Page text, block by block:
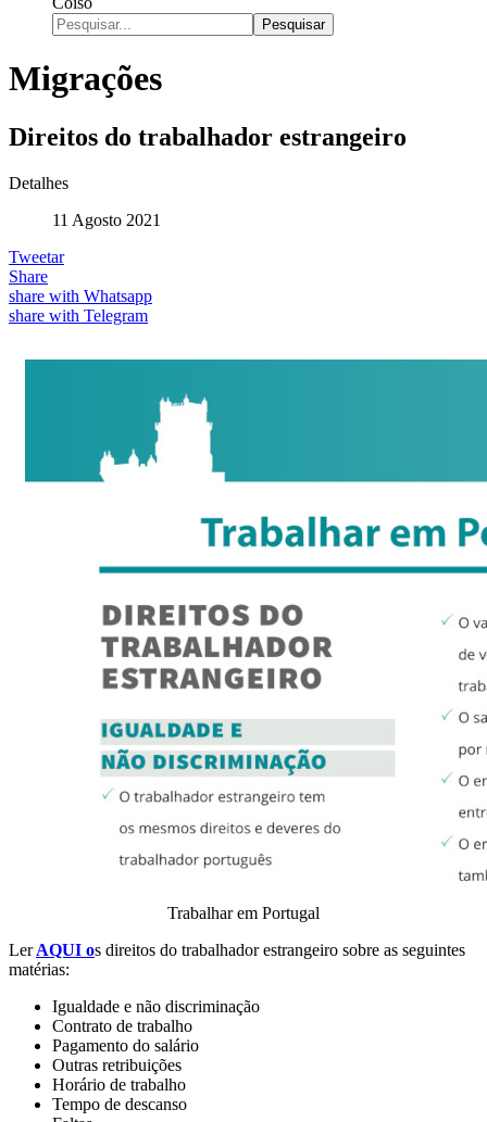
Pesquisar
Migrações
Direitos do trabalhador estrangeiro
Detalhes
11 Agosto 2021
Tweetar
Share
share with Whatsapp
share with Telegram
Trabalhar em Portugal
Ler AQUI os direitos do trabalhador estrangeiro sobre as seguintes
matérias:
Igualdade e não discriminação
Contrato de trabalho
Pagamento do salário
Outras retribuições
Horário de trabalho
Tempo de descanso